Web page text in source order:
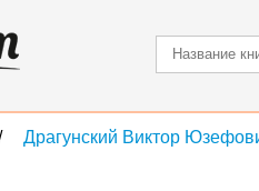
Драгунский Виктор